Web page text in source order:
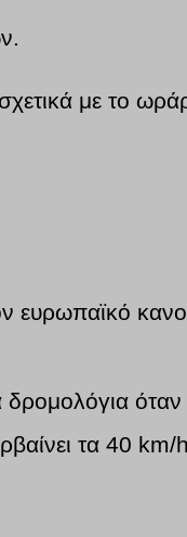
με το
ευρωπαϊκό
τα 40 km/